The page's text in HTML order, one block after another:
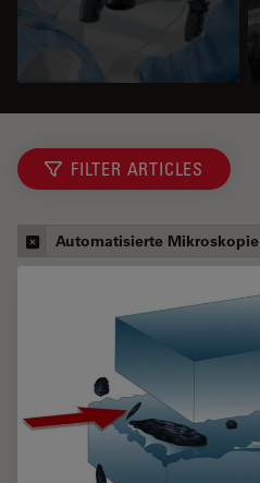
FILTER ARTICLES
Automatisierte Mikroskopie